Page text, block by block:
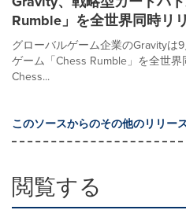
Rumble」を全世界同時リ
グローバルゲーム企業のGravityは
ゲーム「Chess Rumble」を全世界
Chess...
このソースからのその他のリリー
閲覧する